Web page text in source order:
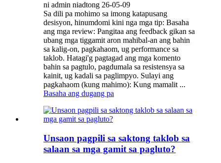
ni admin niadtong 26-05-09
Sa dili pa mohimo sa imong katapusang
desisyon, hinumdomi kini nga mga tip: Basaha
ang mga review: Pangitaa ang feedback gikan sa
ubang mga tiggamit aron mahibal-an ang bahin
sa kalig-on, pagkahaom, ug performance sa
taklob. Hatagi'g pagtagad ang mga komento
bahin sa pagtulo, pagdumala sa resistensya sa
kainit, ug kadali sa paglimpyo. Sulayi ang
pagkahaom (kung mahimo): Kung mamalit ...
Basaha ang dugang pa
Unsaon pagpili sa saktong taklob sa
salaan sa mga gamit sa pagluto?